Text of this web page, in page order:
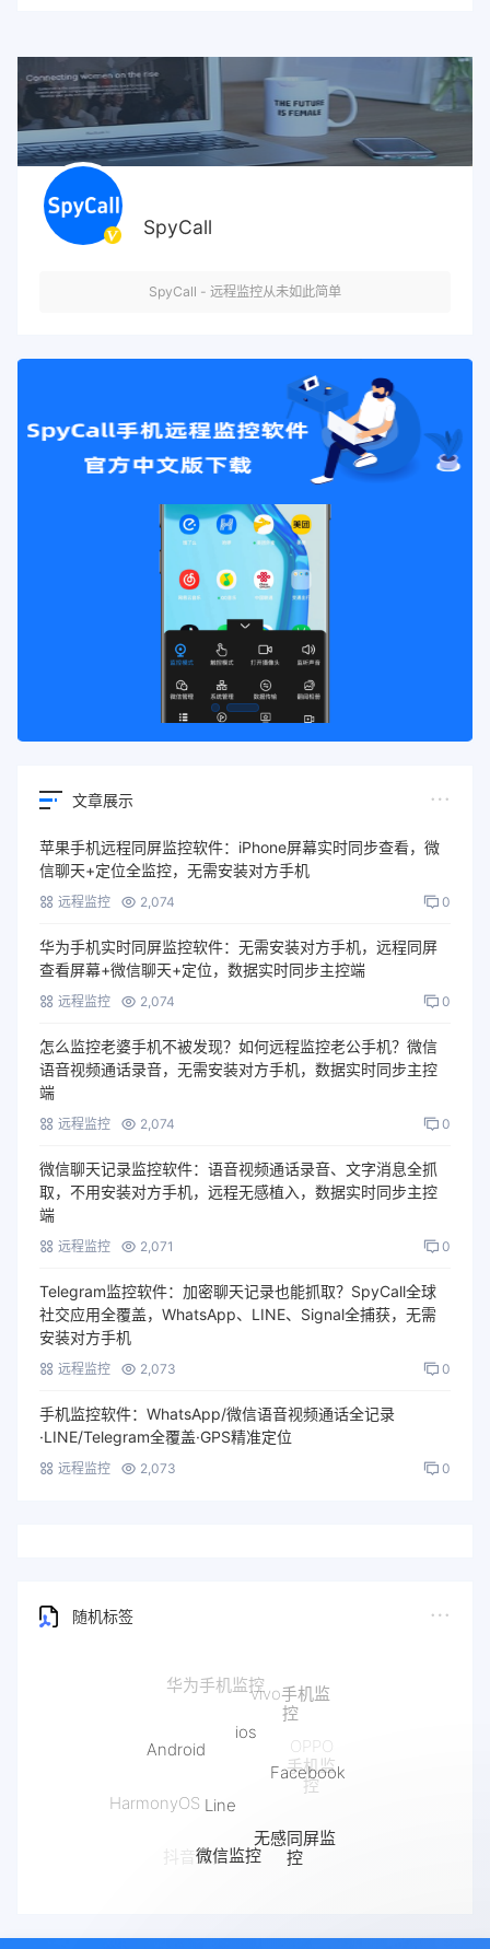
SpyCall
SpyCall - 远程监控从未如此简单
文章展示
苹果手机远程同屏监控软件：iPhone屏幕实时同步查看，微
信聊天+定位全监控，无需安装对方手机
远程监控 2,074 0
华为手机实时同屏监控软件：无需安装对方手机，远程同屏
查看屏幕+微信聊天+定位，数据实时同步主控端
远程监控 2,074 0
怎么监控老婆手机不被发现？如何远程监控老公手机？微信
语音视频通话录音，无需安装对方手机，数据实时同步主控
端
远程监控 2,074 0
微信聊天记录监控软件：语音视频通话录音、文字消息全抓
取，不用安装对方手机，远程无感植入，数据实时同步主控
端
远程监控 2,071 0
Telegram监控软件：加密聊天记录也能抓取？SpyCall全球
社交应用全覆盖，WhatsApp、LINE、Signal全捕获，无需
安装对方手机
远程监控 2,073 0
手机监控软件：WhatsApp/微信语音视频通话全记录
·LINE/Telegram全覆盖·GPS精准定位
远程监控 2,073 0
随机标签
程同屏监控
快手监控
抖音监控
HarmonyOS
ios
Facebook
控
微信监控